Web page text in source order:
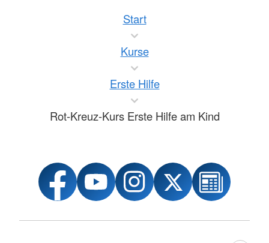
Start
Kurse
Erste Hilfe
Rot-Kreuz-Kurs Erste Hilfe am Kind